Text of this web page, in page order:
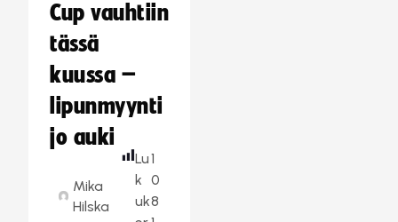
Cup vauhtiin
tässä
kuussa –
lipunmyynti
jo auki
Mika
Hilska
Lu
k
uk
1
0
8